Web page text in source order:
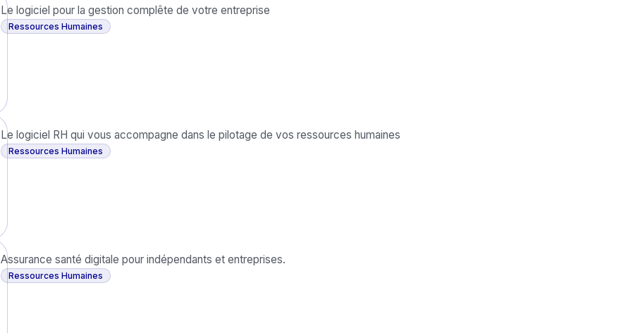
Le logiciel pour la gestion complête de votre entreprise
Ressources Humaines
Le logiciel RH qui vous accompagne dans le pilotage de vos ressources humaines
Ressources Humaines
Assurance santé digitale pour indépendants et entreprises.
Ressources Humaines